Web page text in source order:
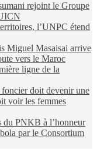
rejoint le Groupe
l’UNPC étend
Miguel Masaisai arrive
vers le Maroc
ligne de la
doit devenir une
voir les femmes
du PNKB à l’honneur
par le Consortium